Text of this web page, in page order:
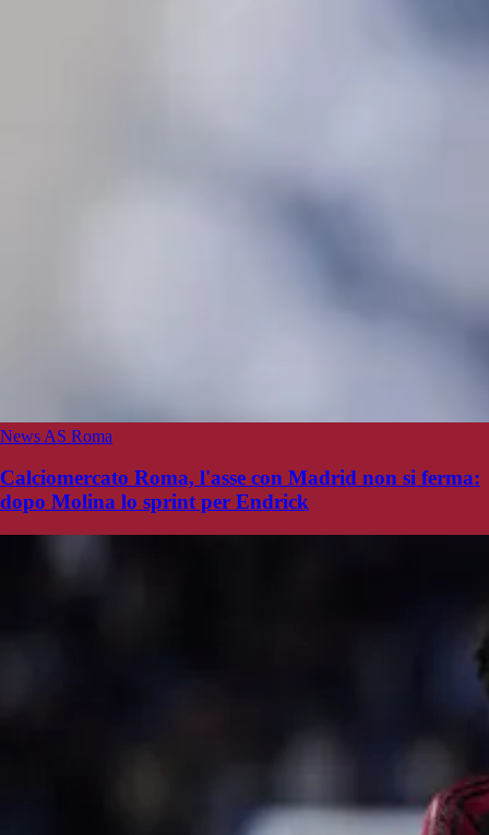
News AS Roma
Calciomercato Roma, l'asse con Madrid non si ferma:
dopo Molina lo sprint per Endrick